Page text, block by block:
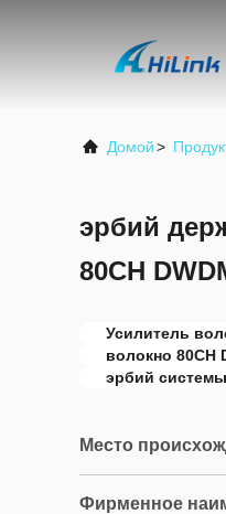
Домой>
эрбий
80CH
Усилитель
волокно 80CH
эрбий
Место
Фирменное